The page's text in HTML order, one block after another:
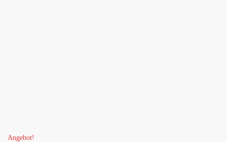
Angebot!